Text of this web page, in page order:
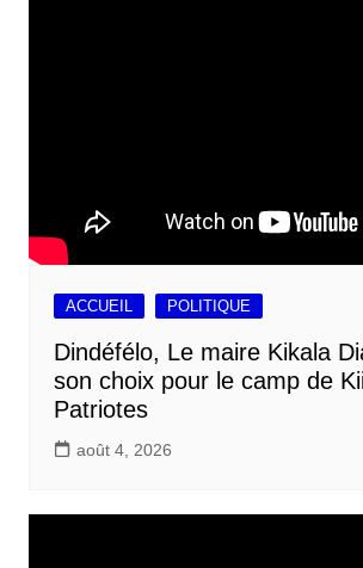
ACCUEIL POLITIQUE
Dindéfélo, Le maire Kikala
son choix pour le camp de
Patriotes
août 4, 2026